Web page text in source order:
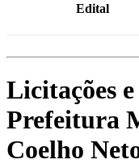
Edital
Licitações
Prefeitura
Coelho